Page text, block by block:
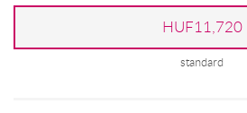
HUF11,720
standard